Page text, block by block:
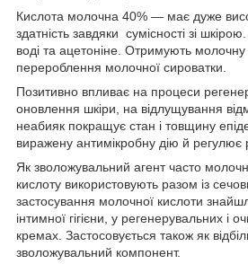
Кислота молочна 40% — має дуже
здатність завдяки сумісності зі
воді та ацетоніне. Отримують
перероблення молочної сироватки.
Позитивно впливає на процеси
оновлення шкіри, на відлущування
неабияк покращує стан і товщину
виражену антимікробну дію й регулює
Як зволожувальний агент часто
кислоту використовують разом із
застосування молочної кислоти
інтимної гігієни, у регенерувальних і
кремах. Застосовується також як
зволожувальний компонент.